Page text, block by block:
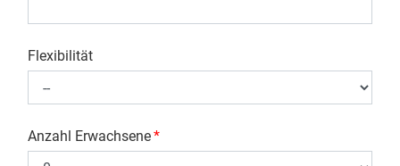
Flexibilität
Anzahl Erwachsene*